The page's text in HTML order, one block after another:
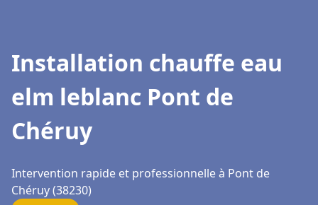
Installation chauffe eau
elm leblanc Pont de
Chéruy
Intervention rapide et professionnelle à Pont de
Chéruy (38230)